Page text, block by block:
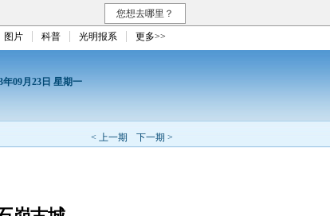
您想去哪里？
图片 科普 光明报系 更多>>
年09月23日 星期一
< 上一期 下一期 >